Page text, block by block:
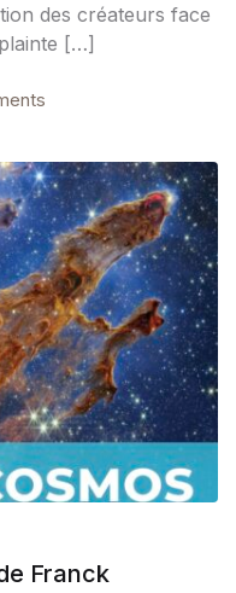
des créateurs face
[…]
Franck